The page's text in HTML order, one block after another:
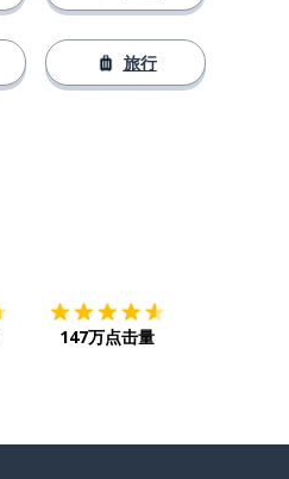
旅行
147万点击量